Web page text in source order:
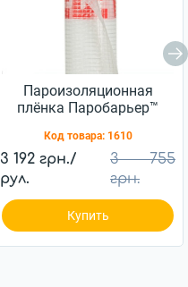
Пароизоляционная
плёнка Паробарьер™
(75м2)
Код товара: 1610
3 192 грн./
рул.
3 755
грн.
Купить